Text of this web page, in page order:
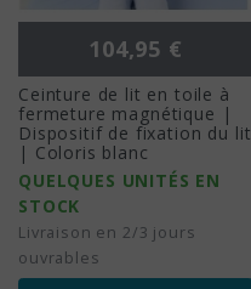
Prix
104,95 €
Ceinture de lit en toile à
fermeture magnétique |
Dispositif de fixation du lit
| Coloris blanc
QUELQUES UNITÉS EN
STOCK
Livraison en 2/3 jours
ouvrables